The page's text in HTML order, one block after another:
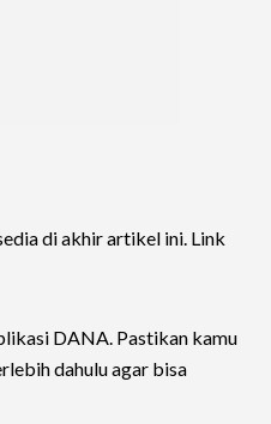
di akhir artikel ini. Link
DANA. Pastikan kamu
dahulu agar bisa